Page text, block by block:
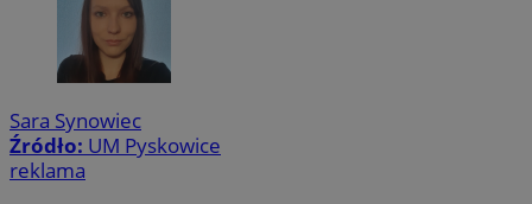
Sara Synowiec
Źródło: UM Pyskowice
reklama